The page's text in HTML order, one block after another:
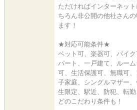
ただければインターネッ
ちろん非公開の他社さん
ます！
★対応可能条件★
ペット可、楽器可、バイ
パート、一戸建て、ルー
可、生活保護可、無職可
子家庭、シングルマザー
生限定、駅近、防犯、転
どのこだわり条件も！